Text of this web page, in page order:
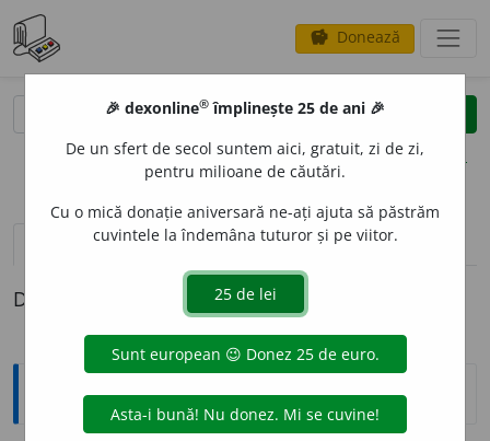
savings Donează
clear
opțiuni
definiții (1)
Definiția cu ID-ul 1030589:
Explicative DEX
🎉 dexonline® împlinește 25 de ani 🎉
De un sfert de secol suntem aici, gratuit, zi de zi,
pentru milioane de căutări.
Cu o mică donație aniversară ne-ați ajuta să păstrăm
cuvintele la îndemâna tuturor și pe viitor.